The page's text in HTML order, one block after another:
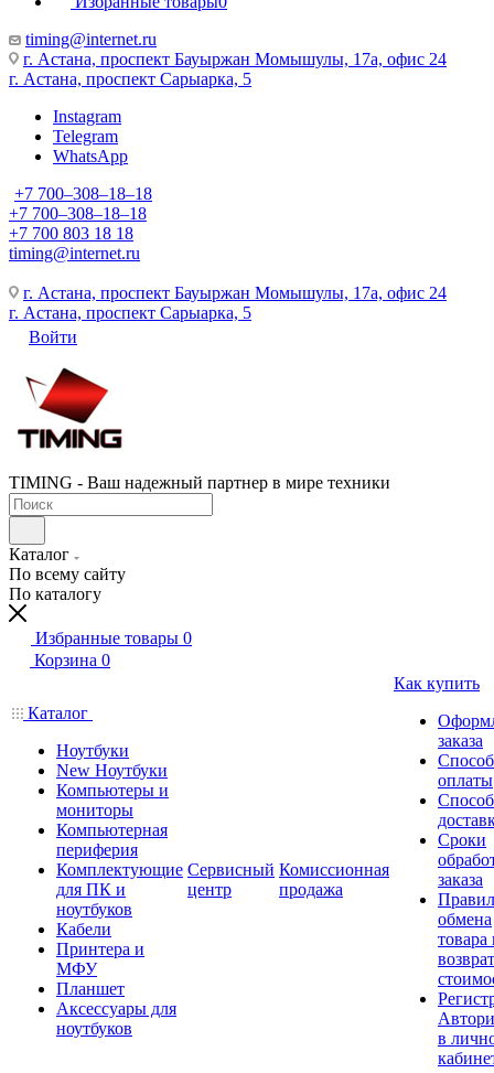
timing@internet.ru
г. Астана, проспект Бауыржан Момышулы, 17а, офис 24
г. Астана, проспект Сарыарка, 5
Instagram
Telegram
WhatsApp
+7 700‒308‒18‒18
+7 700‒308‒18‒18
+7 700 803 18 18
timing@internet.ru
г. Астана, проспект Бауыржан Момышулы, 17а, офис 24
г. Астана, проспект Сарыарка, 5
Войти
TIMING - Ваш надежный партнер в мире техники
Каталог
По всему сайту
По каталогу
Избранные товары 0
Корзина 0
Каталог
Ноутбуки
New Ноутбуки
Компьютеры и
мониторы
Компьютерная
периферия
Комплектующие
для ПК и
ноутбуков
Кабели
Принтера и
МФУ
Планшет
Аксессуары для
ноутбуков
Сервисный
центр
Комиссионная
продажа
Как купить
заказа
оплаты
Сроки
заказа
обмена
товара
в